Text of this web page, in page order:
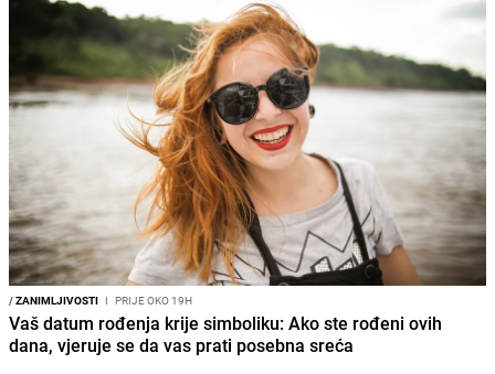
/ZANIMLJIVOSTI I PRIJE OKO 19H
Vaš datum rođenja krije simboliku: Ako ste rođeni ovih
dana, vjeruje se da vas prati posebna sreća